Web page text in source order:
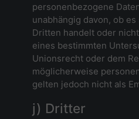
personenbezogene
unabhängig davon, ob
Dritten handelt oder
eines bestimmten
Unionsrecht oder dem
möglicherweise
gelten jedoch nicht als
j) Dritter